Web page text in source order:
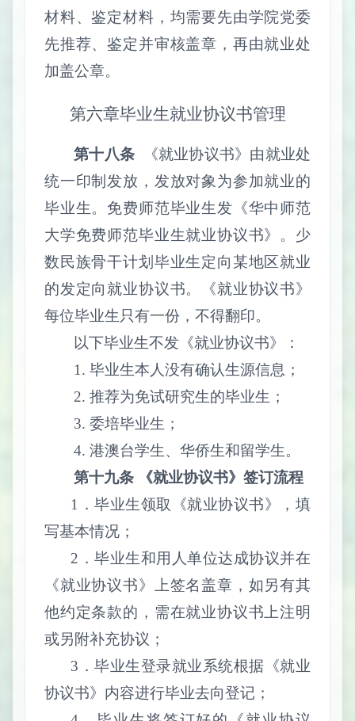
材料、鉴定材料，均需要先由学院党委
先推荐、鉴定并审核盖章，再由就业处
加盖公章。
第六章毕业生就业协议书管理
第十八条
《就业协议书》由就业处
统一印制发放，发放对象 为参加就业的
毕业生。免费师范毕业生发《华中师范
大学免费师范毕业生就业协议书》。 少
数民族骨干计划毕业生定向某地区就业
的发定向就业协议书。《就业协议书》
每位毕业生只有一份，不得翻印。
以下毕业生不发《就业协议书》：
1. 毕业生本人没有确认生源信息；
2. 推荐为免试研究生的毕业生；
3. 委培毕业生；
4. 港澳台学生、华侨生和留学生。
第十九条 《就业协议书》签订流程
1
．毕业生领取《就业协议书》，填
写基本情况；
2 ．毕业生和用人单位达成协议并在
《就业协议书》上签名盖章，如另有其
他约定条款的，需在就业协议书上注明
或另附补充协议；
3 ．毕业生登录就业系统根据《就业
协议书》内容进行毕业去向登记；